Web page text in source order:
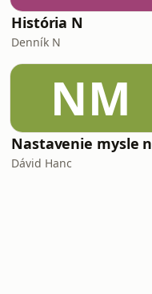
História N
Denník N
NM
Dávid Hanc